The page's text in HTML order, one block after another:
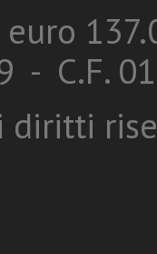
- C.F.
diritti